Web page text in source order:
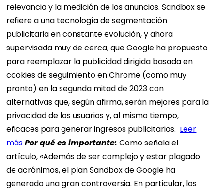
relevancia y la medición de los anuncios. Sandbox se
refiere a una tecnología de segmentación
publicitaria en constante evolución, y ahora
supervisada muy de cerca, que Google ha propuesto
para reemplazar la publicidad dirigida basada en
cookies de seguimiento en Chrome (como muy
pronto) en la segunda mitad de 2023 con
alternativas que, según afirma, serán mejores para la
privacidad de los usuarios y, al mismo tiempo,
eficaces para generar ingresos publicitarios. Leer
másPor qué es importante:Como señala el
artículo, «Además de ser complejo y estar plagado
de acrónimos, el plan Sandbox de Google ha
generado una gran controversia. En particular, los